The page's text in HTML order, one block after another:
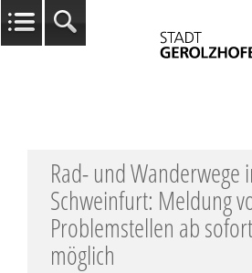
Rad- und Wanderwege
Schweinfurt: Meldung
Problemstellen ab
möglich